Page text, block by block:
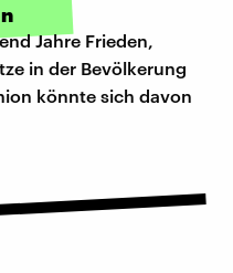
Jahre Frieden,
in der Bevölkerung
könnte sich davon